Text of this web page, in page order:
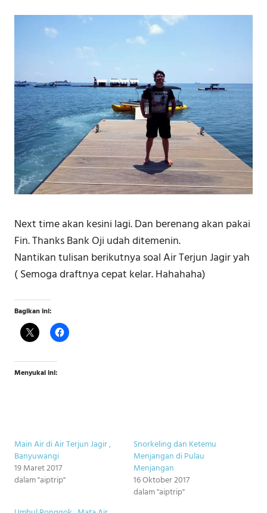
Next time akan kesini lagi. Dan berenang akan pakai
Fin. Thanks Bank Oji udah ditemenin.
Nantikan tulisan berikutnya soal Air Terjun Jagir yah
( Semoga draftnya cepat kelar. Hahahaha)
Bagikan ini:
Menyukai ini:
Main Air di Air Terjun Jagir ,
Banyuwangi
19 Maret 2017
dalam "aiptrip"
Snorkeling dan Ketemu
Menjangan di Pulau
Menjangan
16 Oktober 2017
dalam "aiptrip"